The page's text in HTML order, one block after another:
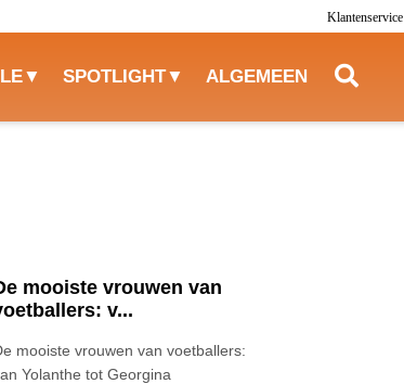
Klantenservice
SPOTLIGHT ALGEMEEN
mooiste vrouwen van
v...
mooiste vrouwen van voetballers:
Yolanthe tot Georgina